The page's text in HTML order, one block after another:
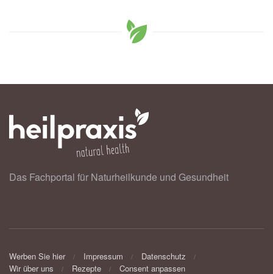
Das Fachportal für Naturheilkunde und Gesundheit
Werben Sie hier Impressum
Datenschutz
Wir über uns
Rezepte Consent anpassen